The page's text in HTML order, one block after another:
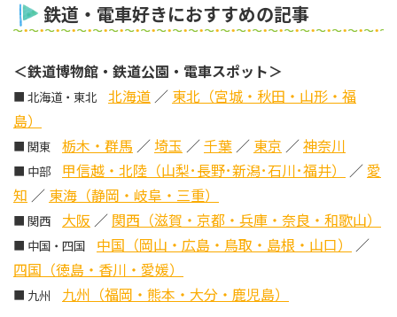
鉄道・電車好きにおすすめの記事
＜鉄道博物館・鉄道公園・電車スポット＞
■ 北海道・東北 北海道 ／ 東北（宮城・秋田・山形・福
島）
■ 関東 栃木・群馬 ／埼玉 ／千葉 ／ 東京 ／神奈川
■ 中部 甲信越・北陸（山梨･長野･新潟･石川･福井） ／ 愛
知 ／ 東海（静岡・岐阜・三重）
■ 関西 大阪 ／ 関西（滋賀・京都・兵庫・奈良・和歌山）
■ 中国・四国 中国（岡山・広島・鳥取・島根・山口）
／
四国（徳島・香川・愛媛）
■ 九州 九州（福岡・熊本・大分・鹿児島）